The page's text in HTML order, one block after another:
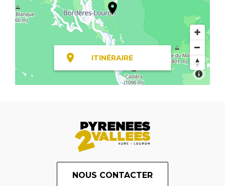
ITINÉRAIRE
NOUS CONTACTER